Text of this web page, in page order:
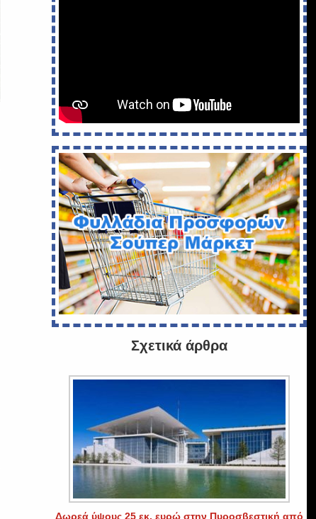
Σχετικά άρθρα
Δωρεά ύψους 25 εκ. ευρώ στην Πυροσβεστική από